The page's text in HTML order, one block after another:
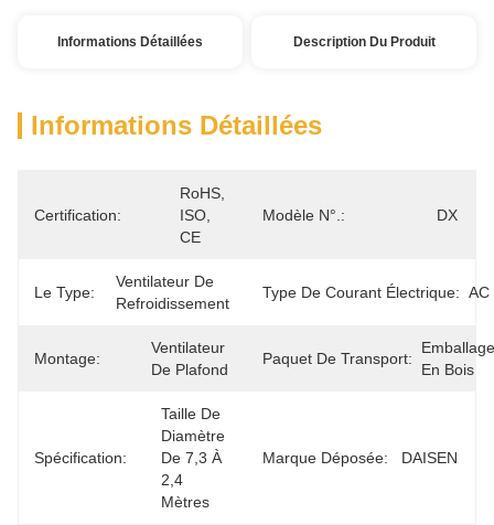
Informations Détaillées Description Du Produit
Informations Détaillées
Certification:
RoHS,
ISO,
CE
Modèle N°.: DX
Le Type:
Ventilateur De
Refroidissement
Type De Courant Électrique: AC
Montage:
Ventilateur
De Plafond
Paquet De Transport:
Emballage
En Bois
Spécification:
Taille De
Diamètre
De 7,3 À
2,4
Mètres
Marque Déposée: DAISEN